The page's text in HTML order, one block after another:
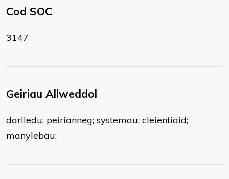
Cod SOC
3147
Geiriau Allweddol
darlledu; peirianneg; systemau; cleientiaid;
manylebau;